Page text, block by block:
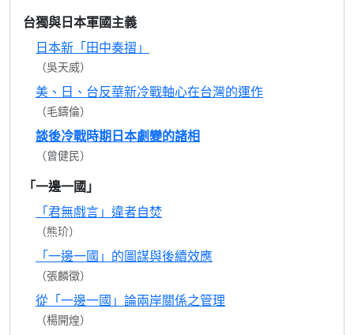
台獨與日本軍國主義
日本新「田中奏摺」
（吳天威）
美、日、台反華新冷戰軸心在台灣的運作
（毛鑄倫）
談後冷戰時期日本劇變的諸相
（曾健民）
「一邊一國」
「君無戲言」違者自焚
（熊玠）
「一邊一國」的圖謀與後續效應
（張麟徵）
從「一邊一國」論兩岸關係之管理
（楊開煌）